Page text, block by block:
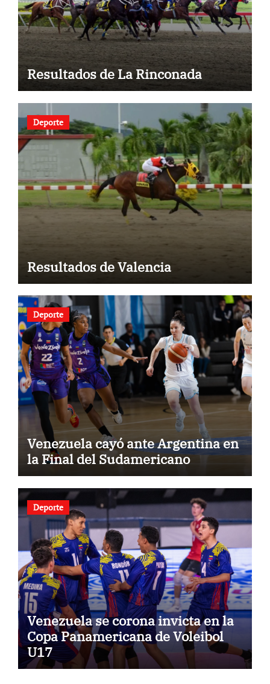
Resultados de La Rinconada
Deporte
Resultados de Valencia
Deporte
Venezuela cayó ante Argentina en
la Final del Sudamericano
Deporte
Venezuela se corona invicta en la
Copa Panamericana de Voleibol
U17